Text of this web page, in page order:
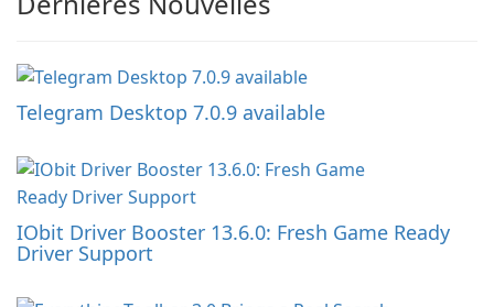
Telegram Desktop 7.0.9 available
IObit Driver Booster 13.6.0: Fresh Game Ready
Driver Support